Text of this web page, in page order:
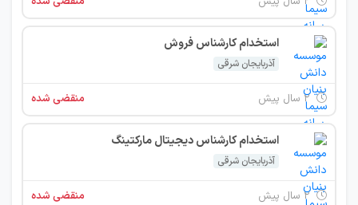
استخدام کارشناس فروش
آذربایجان شرقی
۲ سال پیش منقضی شده
استخدام کارشناس دیجیتال مارکتینگ
آذربایجان شرقی
۲ سال پیش منقضی شده